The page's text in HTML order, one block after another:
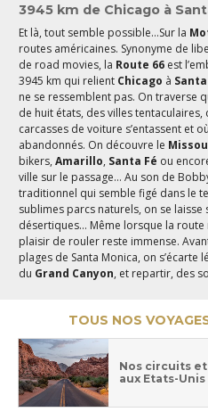
3945 km de Chicago à
Et là, tout semble possible…Sur la
routes américaines. Synonyme de
de road movies, la Route 66 est
3945 km qui relient Chicago à
ne se ressemblent pas. On traverse
de huit états, des villes
carcasses de voiture s’entassent et
abandonnés. On découvre le
bikers,Amarillo, Santa Fé ou
ville sur le passage… Au son de
traditionnel qui semble figé dans le
sublimes parcs naturels, on se
désertiques… Même lorsque la route
plaisir de rouler reste immense.
plages de Santa Monica, on
du Grand Canyon, et repartir, des
TOUS NOS
Nos circuits
aux Etats-Unis